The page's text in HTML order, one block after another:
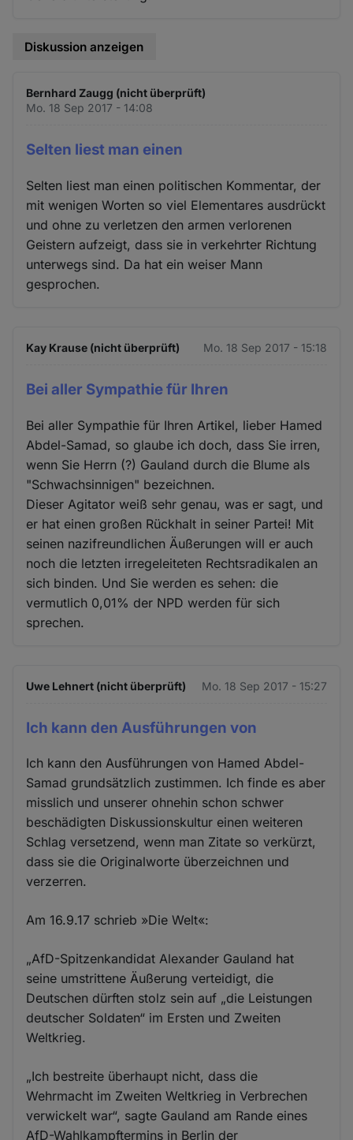
Diskussion anzeigen
Bernhard Zaugg (nicht überprüft)
Mo. 18 Sep 2017 - 14:08
Selten liest man einen
Selten liest man einen politischen Kommentar, der
mit wenigen Worten so viel Elementares ausdrückt
und ohne zu verletzen den armen verlorenen
Geistern aufzeigt, dass sie in verkehrter Richtung
unterwegs sind. Da hat ein weiser Mann
gesprochen.
Kay Krause (nicht überprüft) Mo. 18 Sep 2017 - 15:18
Bei aller Sympathie für Ihren
Bei aller Sympathie für Ihren Artikel, lieber Hamed
Abdel-Samad, so glaube ich doch, dass Sie irren,
wenn Sie Herrn (?) Gauland durch die Blume als
"Schwachsinnigen" bezeichnen.
Dieser Agitator weiß sehr genau, was er sagt, und
er hat einen großen Rückhalt in seiner Partei! Mit
seinen nazifreundlichen Äußerungen will er auch
noch die letzten irregeleiteten Rechtsradikalen an
sich binden. Und Sie werden es sehen: die
vermutlich 0,01% der NPD werden für sich
sprechen.
Uwe Lehnert (nicht überprüft) Mo. 18 Sep 2017 - 15:27
Ich kann den Ausführungen von
Ich kann den Ausführungen von Hamed Abdel-
Samad grundsätzlich zustimmen. Ich finde es aber
misslich und unserer ohnehin schon schwer
beschädigten Diskussionskultur einen weiteren
Schlag versetzend, wenn man Zitate so verkürzt,
dass sie die Originalworte überzeichnen und
verzerren.
Am 16.9.17 schrieb »Die Welt«:
„AfD-Spitzenkandidat Alexander Gauland hat
seine umstrittene Äußerung verteidigt, die
Deutschen dürften stolz sein auf „die Leistungen
deutscher Soldaten“ im Ersten und Zweiten
Weltkrieg.
„Ich bestreite überhaupt nicht, dass die
Wehrmacht im Zweiten Weltkrieg in Verbrechen
verwickelt war“, sagte Gauland am Rande eines
AfD-Wahlkampftermins in Berlin der